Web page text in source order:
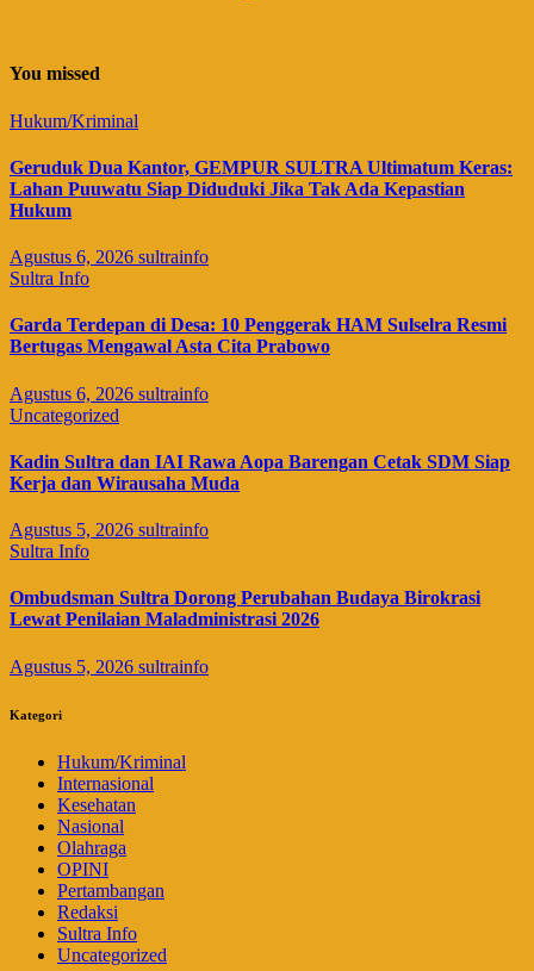
You missed
Hukum/Kriminal
Geruduk Dua Kantor, GEMPUR SULTRA Ultimatum Keras:
Lahan Puuwatu Siap Diduduki Jika Tak Ada Kepastian
Hukum
Agustus 6, 2026 sultrainfo
Sultra Info
Garda Terdepan di Desa: 10 Penggerak HAM Sulselra Resmi
Bertugas Mengawal Asta Cita Prabowo
Agustus 6, 2026 sultrainfo
Uncategorized
Kadin Sultra dan IAI Rawa Aopa Barengan Cetak SDM Siap
Kerja dan Wirausaha Muda
Agustus 5, 2026 sultrainfo
Sultra Info
Ombudsman Sultra Dorong Perubahan Budaya Birokrasi
Lewat Penilaian Maladministrasi 2026
Agustus 5, 2026 sultrainfo
Kategori
Hukum/Kriminal
Internasional
Kesehatan
Nasional
Olahraga
OPINI
Pertambangan
Redaksi
Sultra Info
Uncategorized